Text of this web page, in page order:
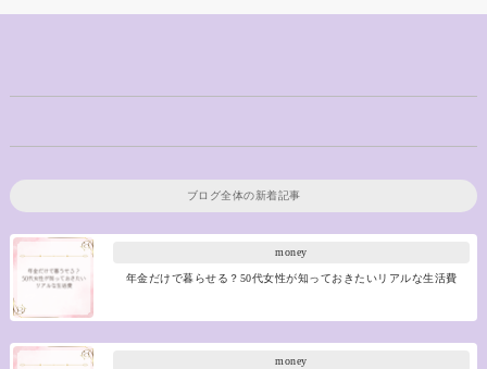
ブログ全体の新着記事
money
年金だけで暮らせる？50代女性が知っておきたいリアルな生活費
money